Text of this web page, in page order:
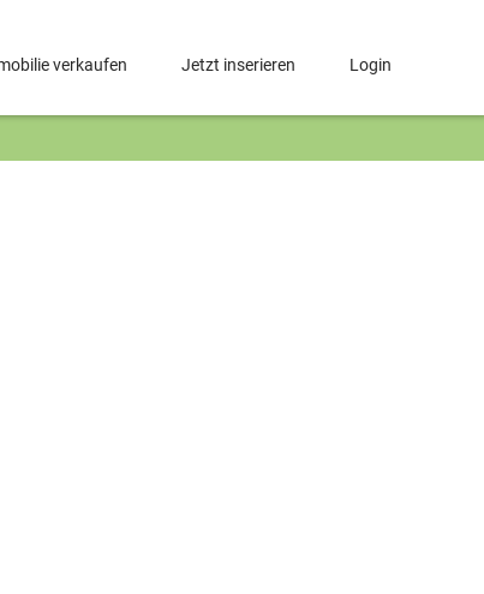
verkaufen Jetzt inserieren Login